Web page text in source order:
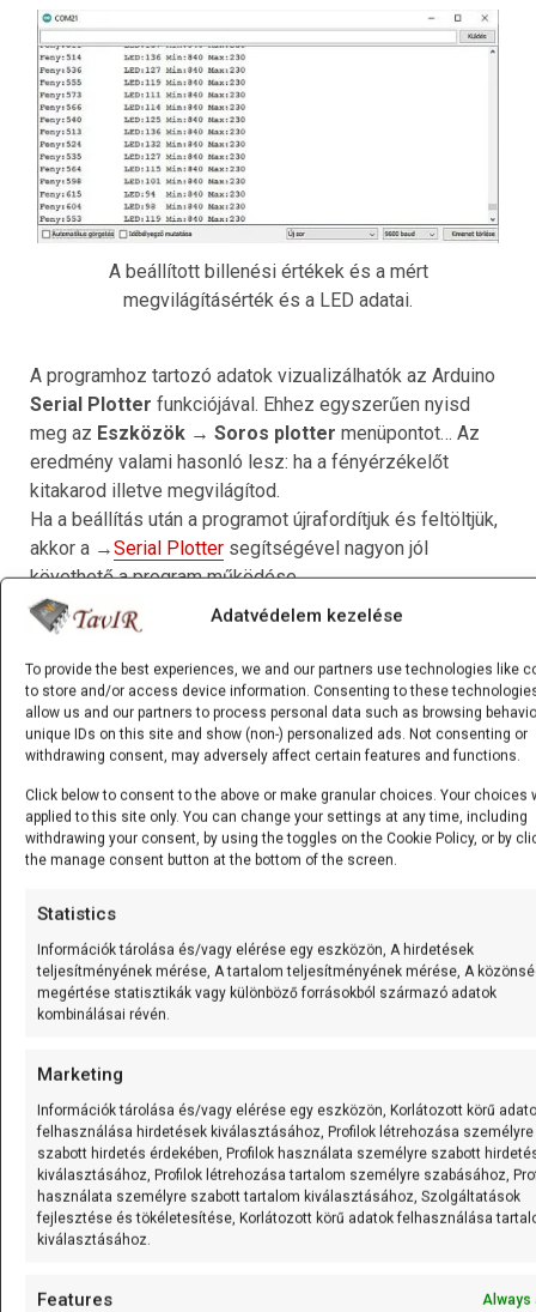
Adatvédelem kezelése
To provide the best experiences, we and our partners use technologies like
to store and/or access device information. Consenting to these
allow us and our partners to process personal data such as browsing
unique IDs on this site and show (non-) personalized ads. Not consenting or
withdrawing consent, may adversely affect certain features and functions.
Click below to consent to the above or make granular choices. Your choices
applied to this site only. You can change your settings at any time, including
withdrawing your consent, by using the toggles on the Cookie Policy, or by
the manage consent button at the bottom of the screen.
Statistics
Információk tárolása és/vagy elérése egy eszközön, A hirdetések
teljesítményének mérése, A tartalom teljesítményének mérése, A
megértése statisztikák vagy különböző forrásokból származó adatok
kombinálásai révén.
Marketing
Információk tárolása és/vagy elérése egy eszközön, Korlátozott körű
felhasználása hirdetések kiválasztásához, Profilok létrehozása személyre
szabott hirdetés érdekében, Profilok használata személyre szabott
kiválasztásához, Profilok létrehozása tartalom személyre szabásához,
használata személyre szabott tartalom kiválasztásához, Szolgáltatások
fejlesztése és tökéletesítése, Korlátozott körű adatok felhasználása
kiválasztásához.
Features Always
A beállított billenési értékek és a mért
megvilágításérték és a LED adatai.
A programhoz tartozó adatok vizualizálhatók az Arduino
Serial Plotter funkciójával. Ehhez egyszerűen nyisd
meg az Eszközök → Soros plotter menüpontot… Az
eredmény valami hasonló lesz: ha a fényérzékelőt
kitakarod illetve megvilágítod.
Ha a beállítás után a programot újrafordítjuk és feltöltjük,
akkor a →Serial Plotter segítségével nagyon jól
követhető a program működése.
A nyers adatok grafikonon ábrázolva…
Egy Arduino Uno mikrokontroller kapcsolási rajza,
amelyhez egy fotoellenállás és egy LED modul
csatlakozik különböző színű vezetékekkel.
Egyszerű ki-/bekapcsolásra
redukált program
A világításvezérlés egyik legfontosabb kérdése, hogy a